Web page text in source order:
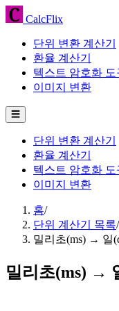
CalcFlix
단위 변환 계산기
환율 계산기
텍스트 암호화 도
이미지 변환
☰
단위 변환 계산기
환율 계산기
텍스트 암호화 도
이미지 변환
홈/
단위 계산기 목록/
밀리초(ms) → 일
밀리초(ms) →